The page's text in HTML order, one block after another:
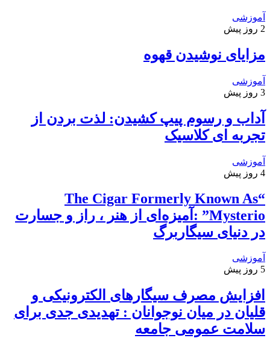
آموزشی
2 روز پیش
مزایای نوشیدن قهوه
آموزشی
3 روز پیش
آداب و رسوم پیپ کشیدن: لذت بردن از
تجربه ای کلاسیک
آموزشی
4 روز پیش
“The Cigar Formerly Known As
Mysterio” :آمیزه‌ای از هنر ، راز و جسارت
در دنیای سیگاربرگ
آموزشی
5 روز پیش
افزایش مصرف سیگارهای الکترونیکی و
قلیان در میان نوجوانان : تهدیدی جدی برای
سلامت عمومی جامعه